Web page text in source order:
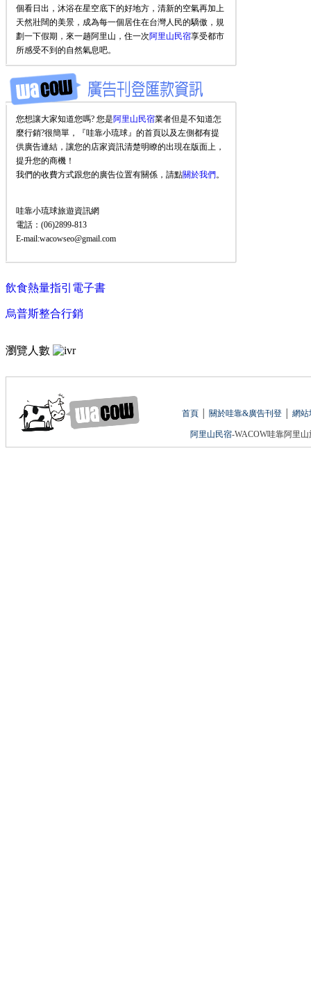
個看日出，沐浴在星空底下的好地方，清新的空氣再加上
天然壯闊的美景，成為每一個居住在台灣人民的驕傲，規
劃一下假期，來一趟阿里山，住一次阿里山民宿享受都市
所感受不到的自然氣息吧。
您想讓大家知道您嗎? 您是阿里山民宿業者但是不知道怎
麼行銷?很簡單，『哇靠小琉球』的首頁以及左側都有提
供廣告連結，讓您的店家資訊清楚明瞭的出現在版面上，
提升您的商機！
我們的收費方式跟您的廣告位置有關係，請點關於我們。
哇靠小琉球旅遊資訊網
電話：(06)2899-813
E-mail:wacowseo@gmail.com
飲食熱量指引電子書
烏普斯整合行銷
瀏覽人數
首頁│ 關於哇靠&廣告刊登│ 網站
阿里山民宿-WACOW哇靠阿里山